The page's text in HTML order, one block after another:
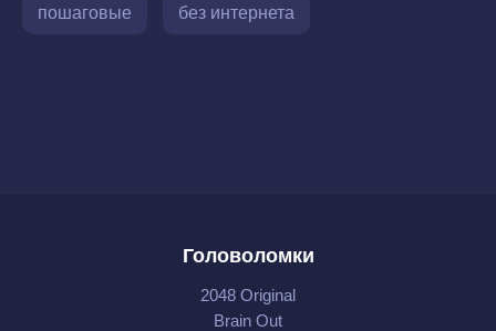
пошаговые без интернета
Головоломки
2048 Original
Brain Out